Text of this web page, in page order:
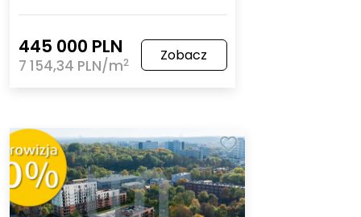
445 000 PLN
7 154,34 PLN/m2 Zobacz